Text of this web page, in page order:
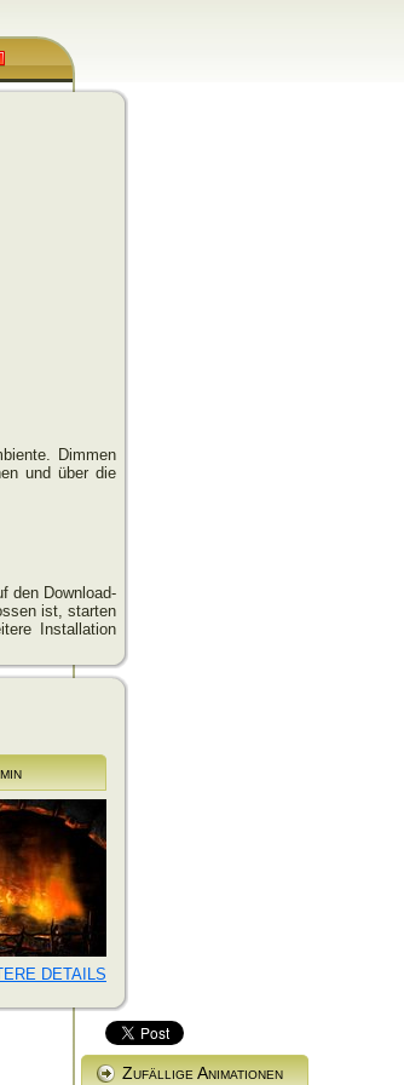
Dimmen
und über die
den Download-
ist, starten
Installation
DETAILS
Zufällige Animationen